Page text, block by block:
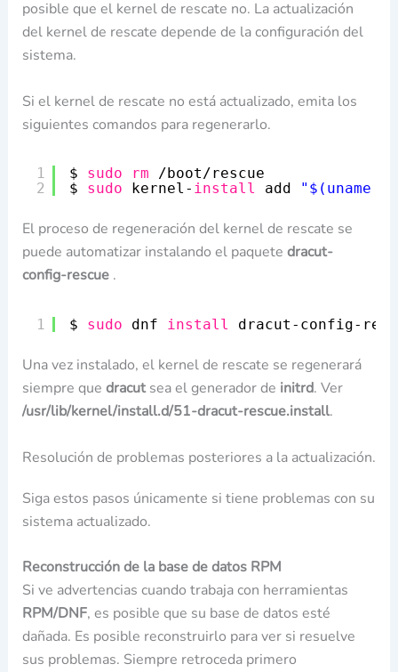
posible que el kernel de rescate no. La actualización
del kernel de rescate depende de la configuración del
sistema.
Si el kernel de rescate no está actualizado, emita los
siguientes comandos para regenerarlo.
1
2
$ sudo rm
/boot/rescue
$ sudo kernel- install add "$(uname
El proceso de regeneración del kernel de rescate se
puede automatizar instalando el paquete dracut-
config-rescue.
1 $ sudo dnf install dracut-config-
Una vez instalado, el kernel de rescate se regenerará
siempre que dracutsea el generador de initrd. Ver
/usr/lib/kernel/install.d/51-dracut-rescue.install.
Resolución de problemas posteriores a la actualización.
Siga estos pasos únicamente si tiene problemas con su
sistema actualizado.
Reconstrucción de la base de datos RPM
Si ve advertencias cuando trabaja con herramientas
RPM/DNF, es posible que su base de datos esté
dañada. Es posible reconstruirlo para ver si resuelve
sus problemas. Siempre retroceda primero